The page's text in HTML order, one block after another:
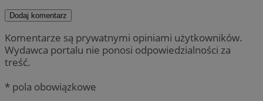
Dodaj komentarz
Komentarze są prywatnymi opiniami użytkowników.
Wydawca portalu nie ponosi odpowiedzialności za
treść.
* pola obowiązkowe